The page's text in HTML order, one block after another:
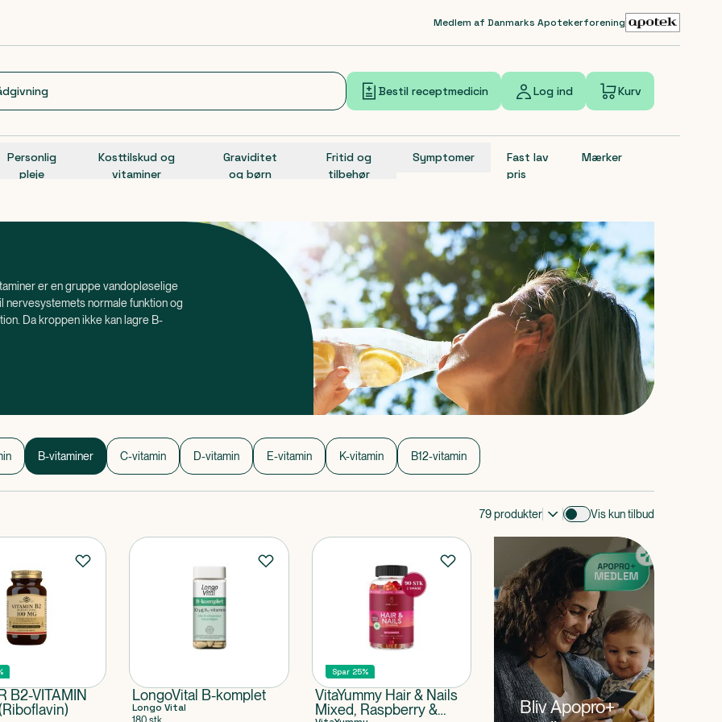
Medlem af Danmarks Apotekerforening
Bestil receptmedicin Log ind Kurv
Personlig
pleje
Kosttilskud og
vitaminer
Graviditet
og børn
Fritid og
tilbehør
Symptomer
Fast lav
pris
Mærker
er en gruppe vandopløselige
nervesystemets normale funktion og
Da kroppen ikke kan lagre B-
B-vitaminer C-vitamin D-vitamin E-vitamin K-vitamin B12-vitamin
79produkter Vis kun tilbud
B2-VITAMIN
LongoVital B-komplet
Longo Vital
Spar 25%
VitaYummy Hair & Nails
Mixed, Raspberry &
Bliv Apopro+